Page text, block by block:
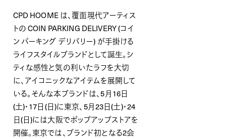
CPD HOOME は、覆面現代アーティス
トの COIN PARKING DELIVERY (コイ
ン パーキング デリバリー) が手掛ける
ライフスタイルブランドとして誕生。シ
ティな感性と気の利いたラフを大切
に、アイコニックなアイテムを展開して
いる。そんな本ブランドは、5月16日
(土)・17日(日)に東京、5月23日(土)・24
日(日)には大阪でポップアップストアを
開催。東京では、ブランド初となる2会